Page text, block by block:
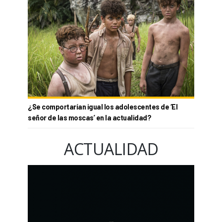
¿Se comportarían igual los adolescentes de ‘El
señor de las moscas’ en la actualidad?
ACTUALIDAD